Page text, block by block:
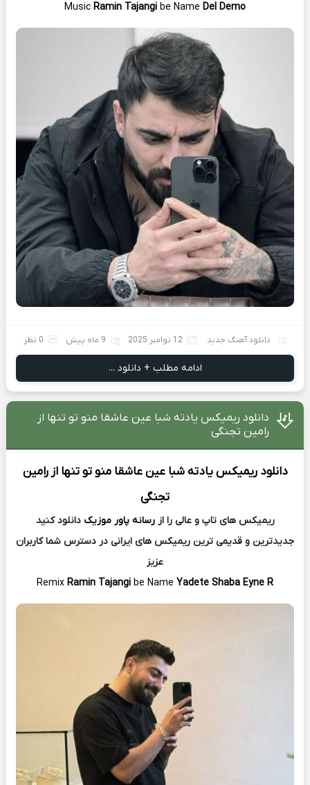
Music Ramin Tajangi be Name Del Demo
دانلود آهنگ جدید 12 نوامبر 2025 9 ماه پیش 0 نظر
ادامه مطلب + دانلود ...
دانلود ریمیکس یادته شبا عین عاشقا منو تو تنها از
رامین تجنگی
دانلود ریمیکس یادته شبا عین عاشقا منو تو تنها ازرامین
تجنگی
ریمیکس های تاپ و عالی را از رسانه پاور موزیک دانلود کنید
جدیدترین و قدیمی ترین ریمیکس های ایرانی در دسترس شما کاربران
عزیز
Remix Ramin Tajangi be Name Yadete Shaba Eyne R